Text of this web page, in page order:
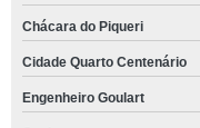
Chácara do Piqueri
Cidade Quarto Centenário
Engenheiro Goulart